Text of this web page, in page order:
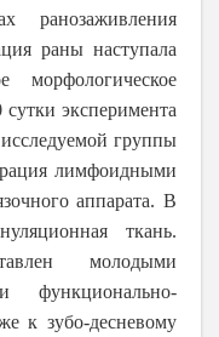
ранозаживления
раны наступала
сутки эксперимента
группы
лимфоидными
аппарата. В
ткань.
молодыми
функционально-
к зубо-десневому